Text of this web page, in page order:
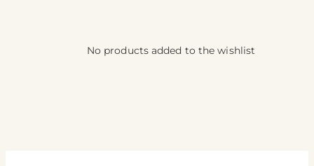
No products added to the wishlist